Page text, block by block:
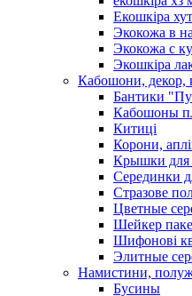
Екошкіра
Экокожа в
Экокожа с
Экошкiра
Кабошони, декор,
Бантики
Кабошоны
Китиці
Корони,
Крышки для
Серединки
Стразове
Цветные
Шейкер
Шифонові
Элитные
Намистини,
Бусины